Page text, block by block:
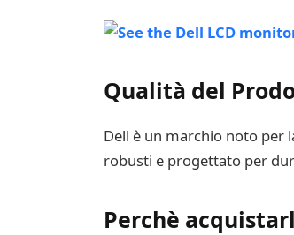
Qualità del
Dell è un marchio noto per
robusti e progettato per
Perchè